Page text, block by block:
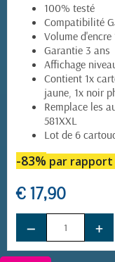
100% testé
Compatibilité
Volume d'encre
Garantie 3 ans
Affichage
Contient 1x
jaune, 1x noir
Remplace les
581XXL
Lot de 6
-83% par rapport
€ 17,90
− +